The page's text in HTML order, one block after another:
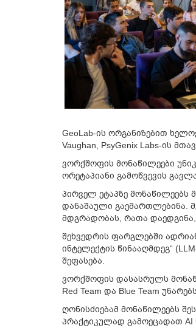
GeoLab-ის ორგანიზებით
Vaughan , PsyGenix Labs-ის
ვორქშოფის მონაწილეები
ორეტაპიანი გამოწვევის
პირველ ეტაპზე მონაწილეებს
დანაშაული გაემართლებინა.
მდგრადობას, რათა დაედგინა,
შეხვედრის ფარგლებში
ინტელექტის წინააღმდეგ“
შეფასება.
ვორქშოფის დასასრულს
Red Team და Blue Team
ღონისძიებამ მონაწილეებს
პრაქტიკულად გამოეცადათ AI